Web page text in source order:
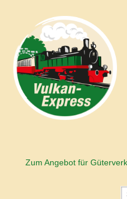
Zum Angebot für